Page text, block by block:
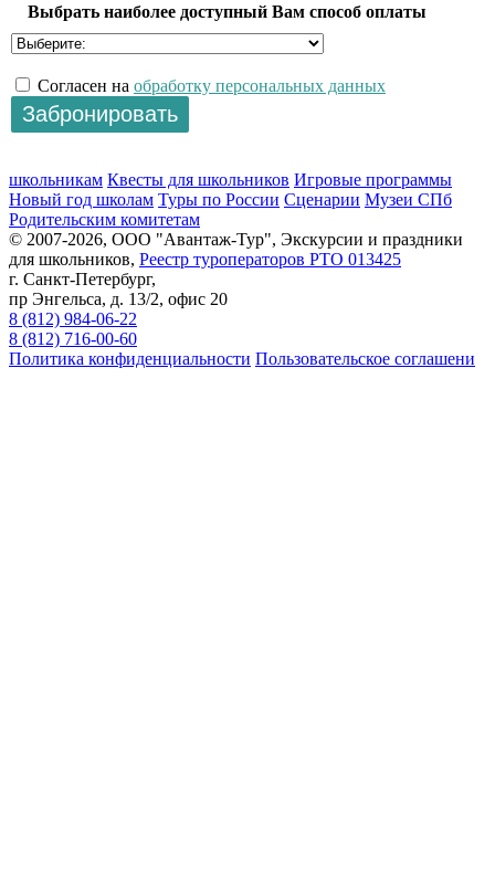
Выбрать наиболее доступный Вам способ оплаты
Согласен на обработку персональных данных
школьникам Квесты для школьников Игровые программы
Новый год школам Туры по России Сценарии Музеи СПб
Родительским комитетам
© 2007-2026, ООО "Авантаж-Тур", Экскурсии и праздники
для школьников, Реестр туроператоров РТО 013425
г. Санкт-Петербург,
пр Энгельса, д. 13/2, офис 20
8 (812) 984-06-22
8 (812) 716-00-60
Политика конфиденциальности Пользовательское соглашени